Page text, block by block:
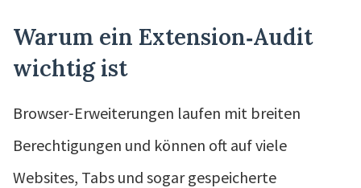
Warum ein Extension‑Audit
wichtig ist
Browser‑Erweiterungen laufen mit breiten
Berechtigungen und können oft auf viele
Websites, Tabs und sogar gespeicherte